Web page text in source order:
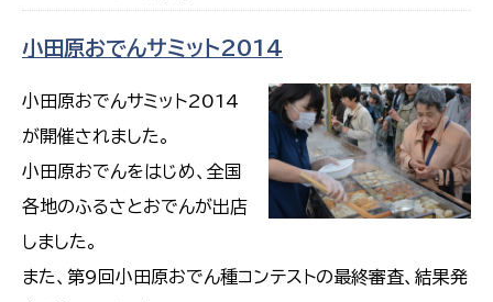
小田原おでんサミット2014
小田原おでんサミット2014
が開催されました。
小田原おでんをはじめ、全国
各地のふるさとおでんが出店
しました。
また、第9回小田原おでん種コンテストの最終審査、結果発